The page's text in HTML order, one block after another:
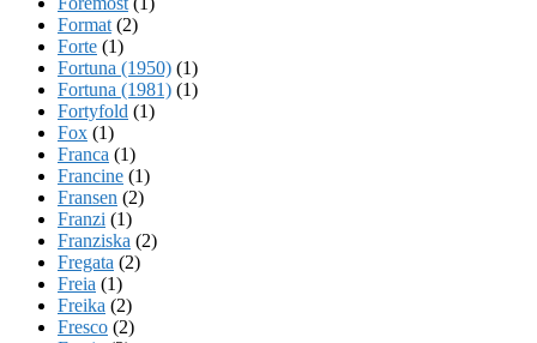
Format (2)
Forte (1)
Fortuna (1950) (1)
Fortuna (1981) (1)
Fortyfold (1)
Fox (1)
Franca (1)
Francine (1)
Fransen (2)
Franzi (1)
Franziska (2)
Fregata (2)
Freia (1)
Freika (2)
Fresco (2)